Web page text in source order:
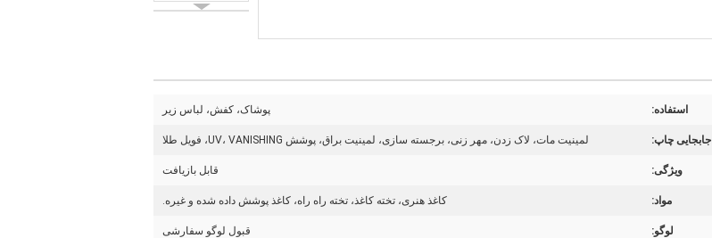
استفاده: پوشاک، کفش، لباس زیر
جابجایی چاپ: لمینیت مات، لاک زدن، مهر زنی، برجسته سازی، لمینیت براق، پوشش UV، VANISHING، فویل طلا
ویژگی: قابل بازیافت
مواد: کاغذ هنری، تخته کاغذ، تخته راه راه، کاغذ پوشش داده شده و غیره.
لوگو: قبول لوگو سفارشی